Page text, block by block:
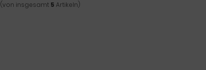
(von insgesamt 5 Artikeln)